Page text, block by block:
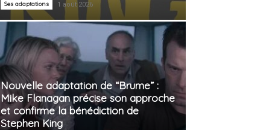
Ses adaptations 1 août 2026
Nouvelle adaptation de “Brume” :
Mike Flanagan précise son approche
et confirme la bénédiction de
Stephen King